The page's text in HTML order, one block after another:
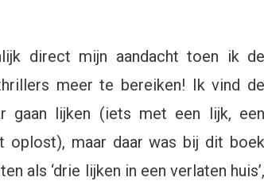
direct mijn aandacht toen ik de
meer te bereiken! Ik vind de
gaan lijken (iets met een lijk, een
oplost), maar daar was bij dit boek
als ‘drie lijken in een verlaten huis’,